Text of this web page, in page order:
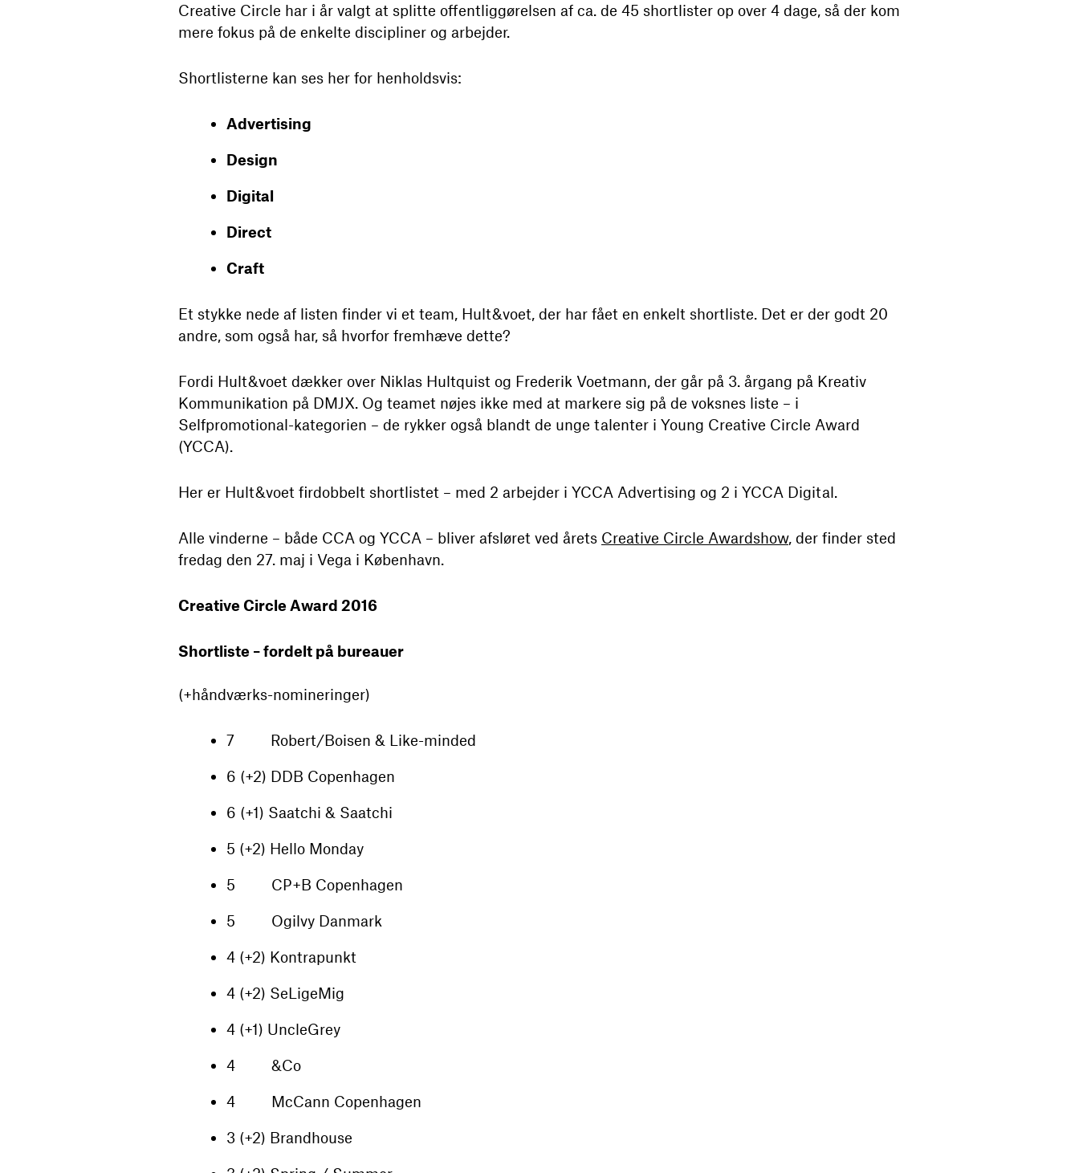
Creative Circle har i år valgt at splitte offentliggørelsen af ca. de 45 shortlister op over 4 dage, så der kom
mere fokus på de enkelte discipliner og arbejder.
Shortlisterne kan ses her for henholdsvis:
Advertising
Design
Digital
Direct
Craft
Et stykke nede af listen finder vi et team, Hult&voet, der har fået en enkelt shortliste. Det er der godt 20
andre, som også har, så hvorfor fremhæve dette?
Fordi Hult&voet dækker over Niklas Hultquist og Frederik Voetmann, der går på 3. årgang på Kreativ
Kommunikation på DMJX. Og teamet nøjes ikke med at markere sig på de voksnes liste – i
Selfpromotional-kategorien – de rykker også blandt de unge talenter i Young Creative Circle Award
(YCCA).
Her er Hult&voet firdobbelt shortlistet – med 2 arbejder i YCCA Advertising og 2 i YCCA Digital.
Alle vinderne – både CCA og YCCA – bliver afsløret ved årets Creative Circle Awardshow, der finder sted
fredag den 27. maj i Vega i København.
Creative Circle Award 2016
Shortliste – fordelt på bureauer
(+håndværks-nomineringer)
7 Robert/Boisen & Like-minded
6 (+2) DDB Copenhagen
6 (+1) Saatchi & Saatchi
5 (+2) Hello Monday
5 CP+B Copenhagen
5 Ogilvy Danmark
4 (+2) Kontrapunkt
4 (+2) SeLigeMig
4 (+1) UncleGrey
4 &Co
4 McCann Copenhagen
3 (+2) Brandhouse